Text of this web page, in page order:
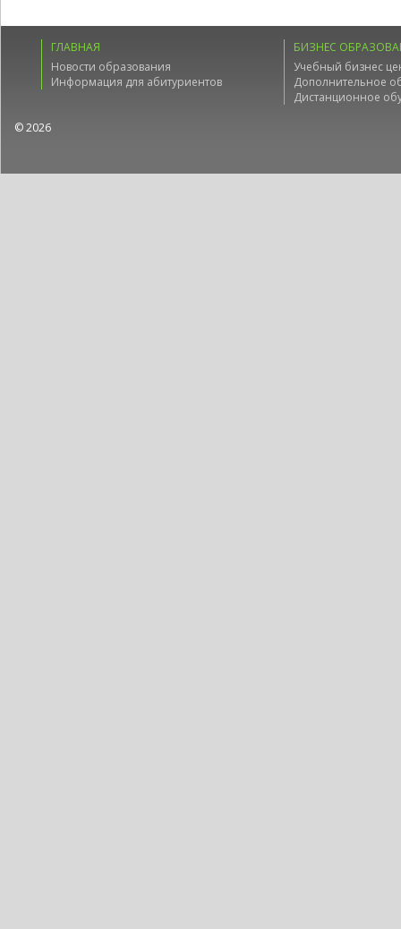
ГЛАВНАЯ
Новости образования
Информация для абитуриентов
БИЗНЕС
Учебный бизнес
Дополнительное
Дистанционное
© 2026